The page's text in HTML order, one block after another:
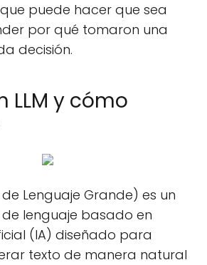
puede hacer que sea
por qué tomaron una
decisión.
LLM y cómo
de Lenguaje Grande) es un
lenguaje basado en
(IA) diseñado para
texto de manera natural